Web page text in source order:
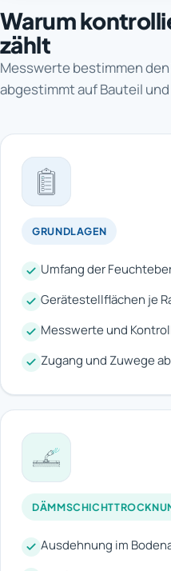
Warum
zählt
Messwerte bestimmen
abgestimmt auf Bauteil
GRUNDLAGEN
Umfang der
Gerätestellflächen je
Messwerte und
Zugang und Zuwege
Ausdehnung im